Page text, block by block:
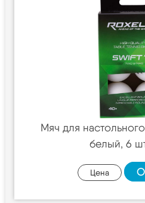
Мяч для
белый, 6
Цена